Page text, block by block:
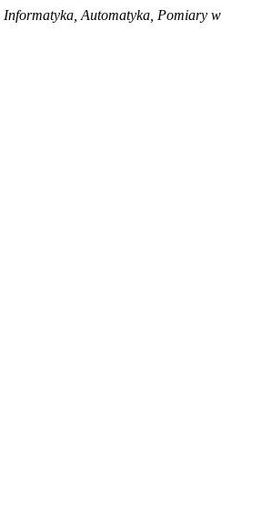
Informatyka, Automatyka, Pomiary w